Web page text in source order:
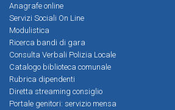
Anagrafe online
Servizi Sociali On Line
Modulistica
Ricerca bandi di gara
Consulta Verbali Polizia Locale
Catalogo biblioteca comunale
Rubrica dipendenti
Diretta streaming consiglio
Portale genitori: servizio mensa